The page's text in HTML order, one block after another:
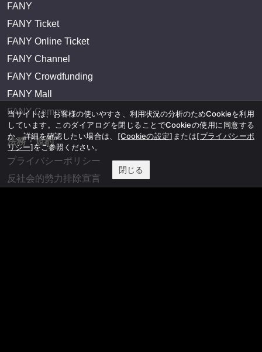
FANY
FANY Ticket
FANY Online Ticket
FANY Channel
FANY Crowdfunding
FANY Mall
FANY Commu
法務・規約
プライバシーポリシー
反社会的勢力排除宣言
当サイトは、お客様の使いやすさ、利用状況の分析のためCookieを利用
しています。このダイアログを閉じることでCookieの使用に同意する
か、詳細を確認したい場合は、 [Cookieの設定] または[プライバシーポ
リシー]をご参照ください。
閉じる